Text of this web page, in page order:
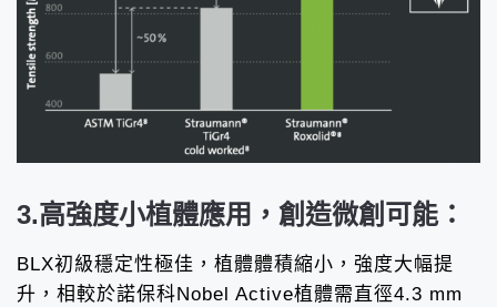
3.高強度小植體應用，創造微創可能：
BLX初級穩定性極佳，植體體積縮小，強度大幅提
升，相較於諾保科Nobel Active植體需直徑4.3 mm